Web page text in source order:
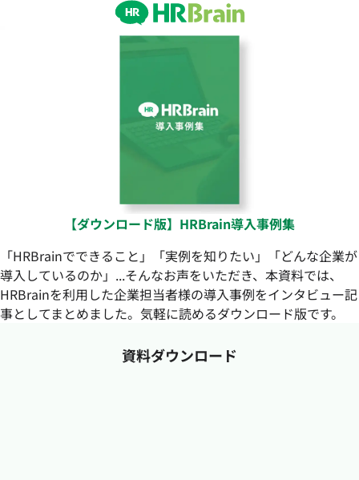
【ダウンロード版】HRBrain導入事例集
「HRBrainでできること」「実例を知りたい」「どんな企業が
導入しているのか」...そんなお声をいただき、本資料では、
HRBrainを利用した企業担当者様の導入事例をインタビュー記
事としてまとめました。気軽に読めるダウンロード版です。
資料ダウンロード